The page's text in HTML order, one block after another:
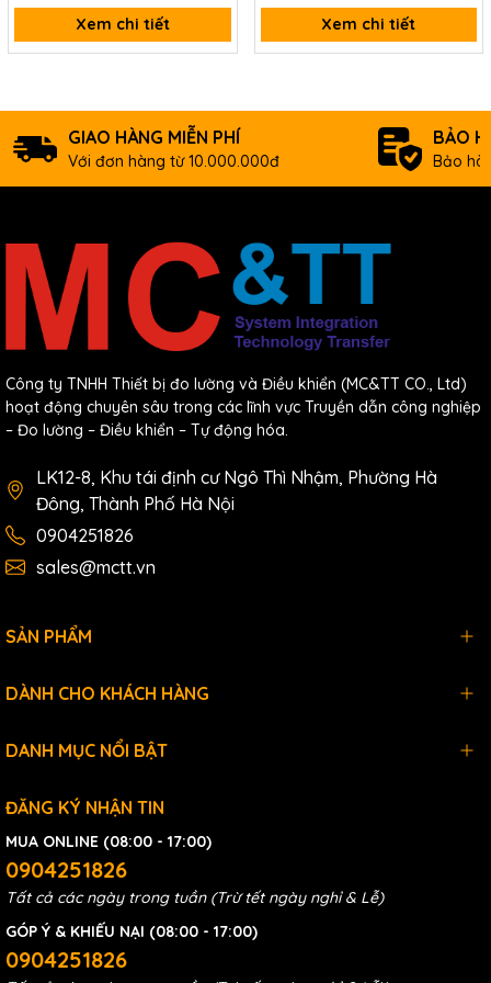
Documents
M-
7045D-
G CR
16-ch Isolated DO (Source, PNP, 10~40 VDC)
Module with LED Display using DCON and
Modbus Protocols (Gray Cover) (RoHS)
Xem chi tiết Xem chi tiết
GIAO HÀNG MIỄN PHÍ
Với đơn hàng từ 10.000.000đ
BẢO
Bảo
Công ty TNHH Thiết bị đo lường và Điều khiển (MC&TT CO., Ltd)
hoạt động chuyên sâu trong các lĩnh vực Truyền dẫn công nghiệp
– Đo lường – Điều khiển – Tự động hóa.
LK12-8, Khu tái định cư Ngô Thì Nhậm, Phường Hà
Đông, Thành Phố Hà Nội
0904251826
sales@mctt.vn
SẢN PHẨM
DÀNH CHO KHÁCH HÀNG
DANH MỤC NỔI BẬT
ĐĂNG KÝ NHẬN TIN
MUA ONLINE (08:00 - 17:00)
0904251826
Tất cả các ngày trong tuần (Trừ tết ngày nghỉ & Lễ)
GÓP Ý & KHIẾU NẠI (08:00 - 17:00)
0904251826